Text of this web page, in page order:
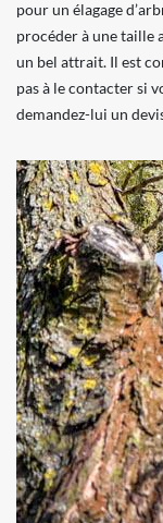
pour un élagage
procéder à une taille
un bel attrait. Il est
pas à le contacter si
demandez-lui un